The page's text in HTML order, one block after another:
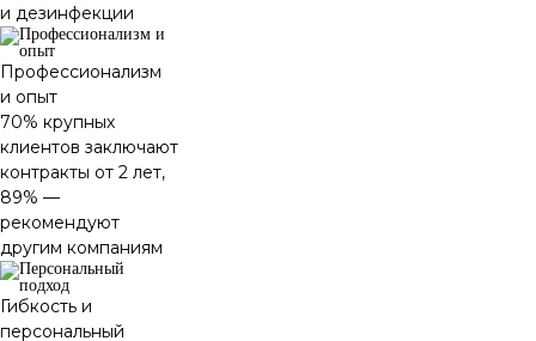
и дезинфекции
Профессионализм
и опыт
70% крупных
клиентов заключают
контракты от 2 лет,
89% —
рекомендуют
другим компаниям
Гибкость и
персональный